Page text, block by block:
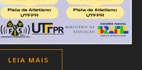
LEIA MAIS